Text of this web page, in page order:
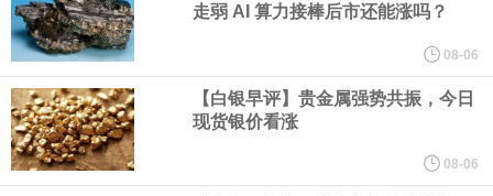
周四，亚洲科技股下跌，跟随隔夜交易中回调的美国同行，凸显了
全球科技股波动性的加剧。 日本市场中，软银股价收盘下跌4.4%，
芯片设备制造商东京电子股价下跌近6%，日本存储芯片制造商铠侠
走弱 AI 算力接棒后市还能涨吗？
08-06
【白银早评】贵金属强势共振，今日
现货银价看涨
08-06